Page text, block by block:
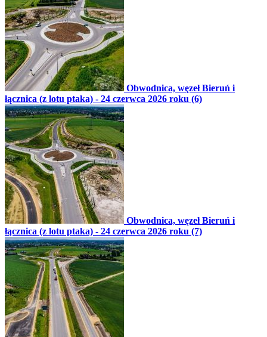
Obwodnica, węzeł Bieruń i
łącznica (z lotu ptaka) - 24 czerwca 2026 roku (6)
Obwodnica, węzeł Bieruń i
łącznica (z lotu ptaka) - 24 czerwca 2026 roku (7)